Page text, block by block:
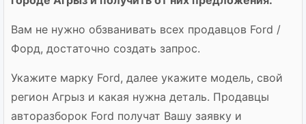
Вам не нужно обзванивать всех продавцов Ford /
Форд, достаточно создать запрос.
Укажите марку Ford, далее укажите модель, свой
регион Агрыз и какая нужна деталь. Продавцы
авторазборок Ford получат Вашу заявку и